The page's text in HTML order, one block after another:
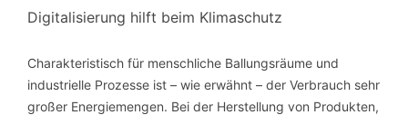
Digitalisierung hilft beim Klimaschutz
Charakteristisch für menschliche Ballungsräume und
industrielle Prozesse ist – wie erwähnt – der Verbrauch sehr
großer Energiemengen. Bei der Herstellung von Produkten,